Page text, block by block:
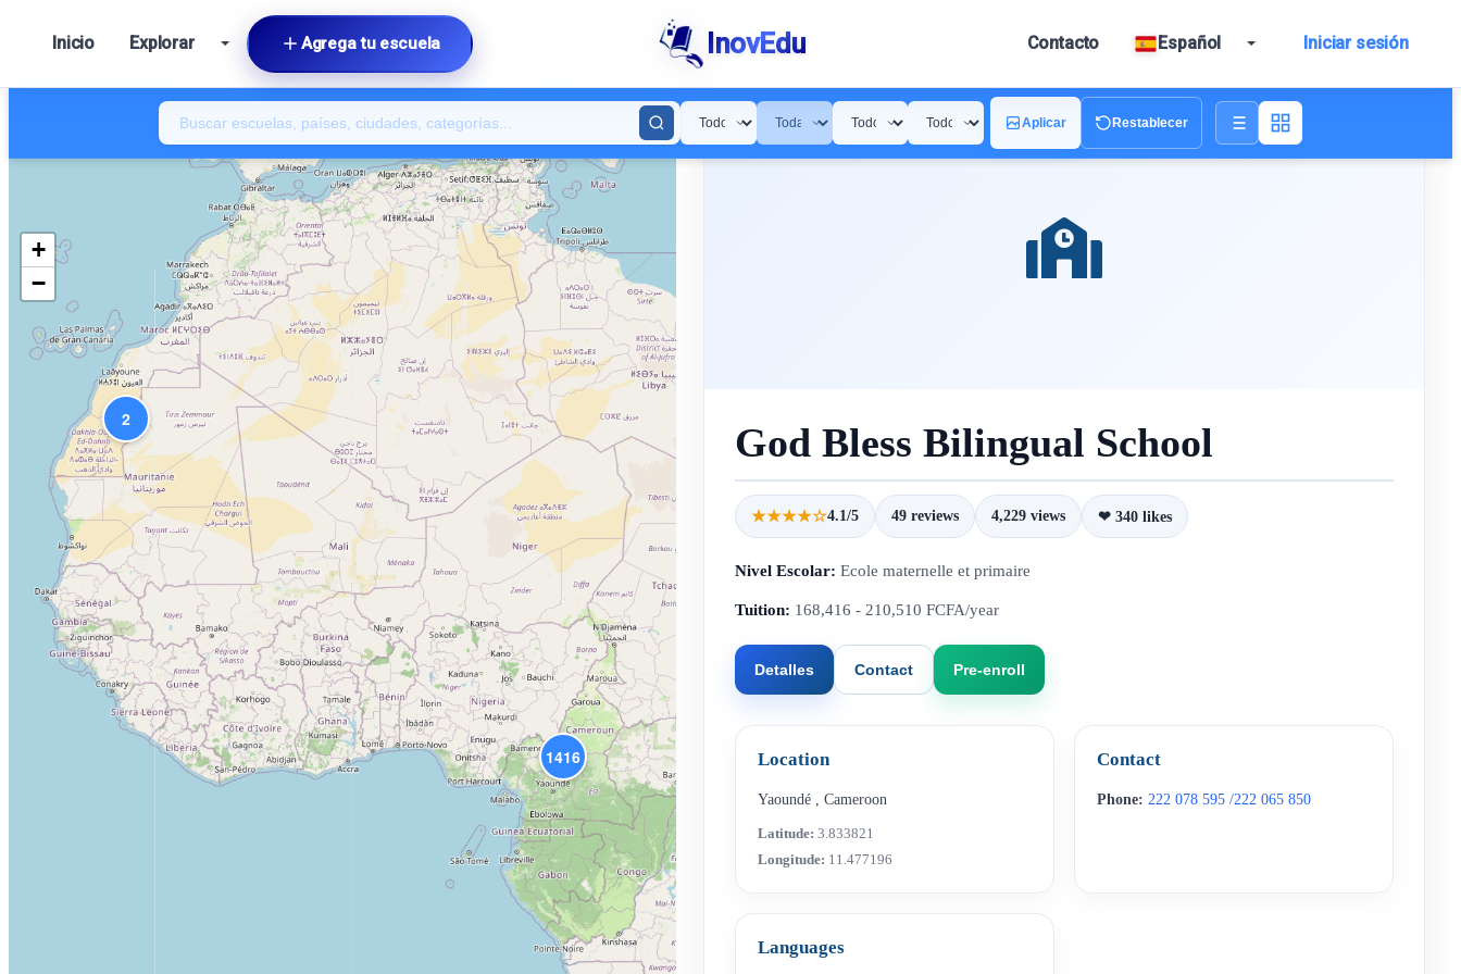
Inicio Explorar Agrega tu escuela InovEdu Contacto Español Iniciar sesión
Aplicar Restablecer
2
1416
+
−
God Bless Bilingual School
★★★★☆4.1/5 49 reviews 4,229 views ❤ 340 likes
Nivel Escolar: Ecole maternelle et primaire
Tuition: 168,416 - 210,510 FCFA/year
Detalles Contact Pre-enroll
Location
Yaoundé , Cameroon
Latitude: 3.833821
Longitude: 11.477196
Contact
Phone: 222 078 595 /222 065 850
Languages